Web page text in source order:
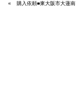
« 購入依頼■東大阪市大蓮南